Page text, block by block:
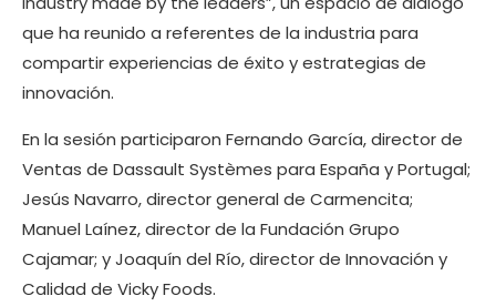
que ha reunido a referentes de la industria para
compartir experiencias de éxito y estrategias de
innovación.
En la sesión participaron Fernando García, director de
Ventas de Dassault Systèmes para España y Portugal;
Jesús Navarro, director general de Carmencita;
Manuel Laínez, director de la Fundación Grupo
Cajamar; y Joaquín del Río, director de Innovación y
Calidad de Vicky Foods.